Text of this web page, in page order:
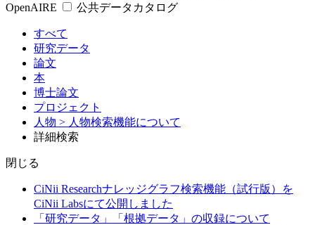
OpenAIRE
公共データカタログ
すべて
研究データ
論文
本
博士論文
プロジェクト
人物 > 人物検索機能について
詳細検索
閉じる
CiNii Researchナレッジグラフ検索機能（試行版）を
CiNii Labsにて公開しました
「研究データ」「根拠データ」の収録について